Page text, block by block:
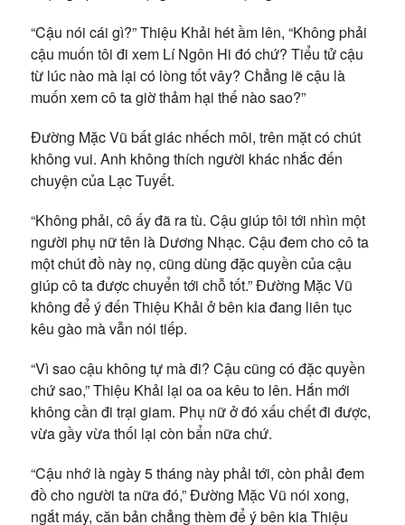
“Cậu nói cái gì?” Thiệu Khải hét ầm lên, “Không phải
cậu muốn tôi đi xem Lí Ngôn Hi đó chứ? Tiểu tử cậu
từ lúc nào mà lại có lòng tốt vây? Chẳng lẽ cậu là
muốn xem cô ta giờ thảm hại thế nào sao?”
Đường Mặc Vũ bất giác nhếch môi, trên mặt có chút
không vui. Anh không thích người khác nhắc đến
chuyện của Lạc Tuyết.
“Không phải, cô ấy đã ra tù. Cậu giúp tôi tới nhìn một
người phụ nữ tên là Dương Nhạc. Cậu đem cho cô ta
một chút đồ này nọ, cũng dùng đặc quyền của cậu
giúp cô ta được chuyển tới chỗ tốt.” Đường Mặc Vũ
không để ý đến Thiệu Khải ở bên kia đang liên tục
kêu gào mà vẫn nói tiếp.
“Vì sao cậu không tự mà đi? Cậu cũng có đặc quyền
chứ sao,” Thiệu Khải lại oa oa kêu to lên. Hắn mới
không cần đi trại giam. Phụ nữ ở đó xấu chết đi được,
vừa gầy vừa thối lại còn bẩn nữa chứ.
“Cậu nhớ là ngày 5 tháng này phải tới, còn phải đem
đồ cho người ta nữa đó,” Đường Mặc Vũ nói xong,
ngắt máy, căn bản chẳng thèm để ý bên kia Thiệu